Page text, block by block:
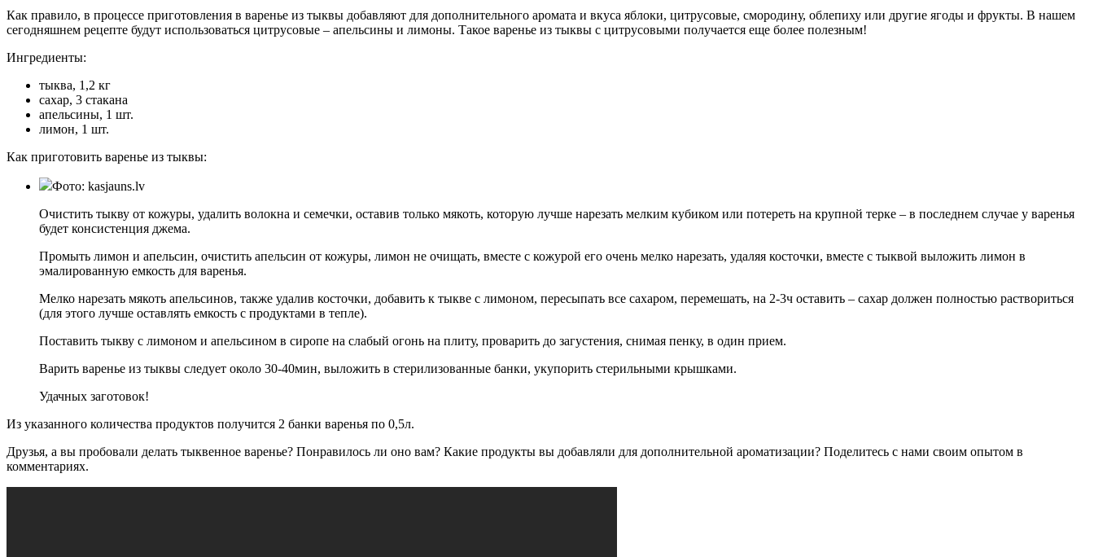
Как правило, в процессе приготовления в варенье из тыквы добавляют для дополнительного аромата и вкуса яблоки, цитрусовые, смородину, облепиху или другие ягоды и фрукты. В нашем
сегодняшнем рецепте будут использоваться цитрусовые – апельсины и лимоны. Такое варенье из тыквы с цитрусовыми получается еще более полезным!
Ингредиенты:
тыква, 1,2 кг
сахар, 3 стакана
апельсины, 1 шт.
лимон, 1 шт.
Как приготовить варенье из тыквы:
Фото: kasjauns.lv
Очистить тыкву от кожуры, удалить волокна и семечки, оставив только мякоть, которую лучше нарезать мелким кубиком или потереть на крупной терке – в последнем случае у варенья
будет консистенция джема.
Промыть лимон и апельсин, очистить апельсин от кожуры, лимон не очищать, вместе с кожурой его очень мелко нарезать, удаляя косточки, вместе с тыквой выложить лимон в
эмалированную емкость для варенья.
Мелко нарезать мякоть апельсинов, также удалив косточки, добавить к тыкве с лимоном, пересыпать все сахаром, перемешать, на 2-3ч оставить – сахар должен полностью раствориться
(для этого лучше оставлять емкость с продуктами в тепле).
Поставить тыкву с лимоном и апельсином в сиропе на слабый огонь на плиту, проварить до загустения, снимая пенку, в один прием.
Варить варенье из тыквы следует около 30-40мин, выложить в стерилизованные банки, укупорить стерильными крышками.
Удачных заготовок!
Из указанного количества продуктов получится 2 банки варенья по 0,5л.
Друзья, а вы пробовали делать тыквенное варенье? Понравилось ли оно вам? Какие продукты вы добавляли для дополнительной ароматизации? Поделитесь с нами своим опытом в
комментариях.